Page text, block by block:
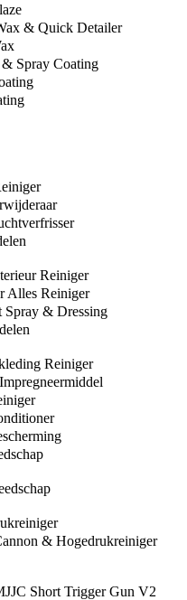
& Quick Detailer
& Spray Coating
Reiniger
Alles Reiniger
Spray & Dressing
Reiniger
& Hogedrukreiniger
Short Trigger Gun V2